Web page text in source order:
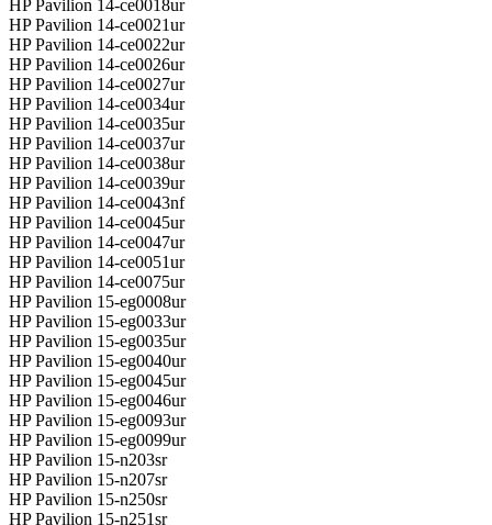
HP Pavilion 14-ce0018ur
HP Pavilion 14-ce0021ur
HP Pavilion 14-ce0022ur
HP Pavilion 14-ce0026ur
HP Pavilion 14-ce0027ur
HP Pavilion 14-ce0034ur
HP Pavilion 14-ce0035ur
HP Pavilion 14-ce0037ur
HP Pavilion 14-ce0038ur
HP Pavilion 14-ce0039ur
HP Pavilion 14-ce0043nf
HP Pavilion 14-ce0045ur
HP Pavilion 14-ce0047ur
HP Pavilion 14-ce0051ur
HP Pavilion 14-ce0075ur
HP Pavilion 15-eg0008ur
HP Pavilion 15-eg0033ur
HP Pavilion 15-eg0035ur
HP Pavilion 15-eg0040ur
HP Pavilion 15-eg0045ur
HP Pavilion 15-eg0046ur
HP Pavilion 15-eg0093ur
HP Pavilion 15-eg0099ur
HP Pavilion 15-n203sr
HP Pavilion 15-n207sr
HP Pavilion 15-n250sr
HP Pavilion 15-n251sr